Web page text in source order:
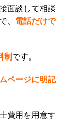
面談して相談
、 電話だけで
制 です。
ページに明記
費用を用意す